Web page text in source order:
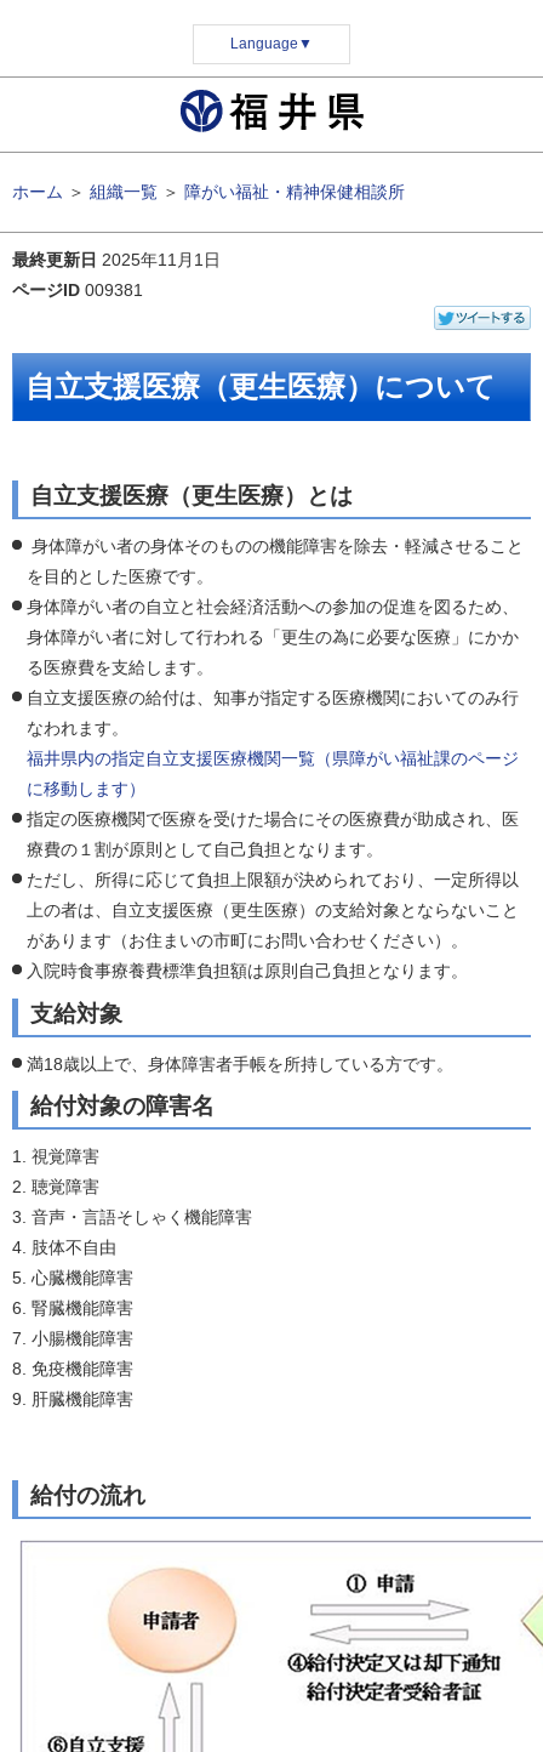
Language ▼
ホーム ＞ 組織一覧 ＞ 障がい福祉・精神保健相談所
最終更新日 2025年11月1日
ページID 009381
自立支援医療（更生医療）について
自立支援医療（更生医療）とは
身体障がい者の身体そのものの機能障害を除去・軽減させること
を目的とした医療です。
身体障がい者の自立と社会経済活動への参加の促進を図るため、
身体障がい者に対して行われる「更生の為に必要な医療」にかか
る医療費を支給します。
自立支援医療の給付は、知事が指定する医療機関においてのみ行
なわれます。
福井県内の指定自立支援医療機関一覧（県障がい福祉課のページ
に移動します）
指定の医療機関で医療を受けた場合にその医療費が助成され、医
療費の１割が原則として自己負担となります。
ただし、所得に応じて負担上限額が決められており、一定所得以
上の者は、自立支援医療（更生医療）の支給対象とならないこと
があります（お住まいの市町にお問い合わせください）。
入院時食事療養費標準負担額は原則自己負担となります。
支給対象
満18歳以上で、身体障害者手帳を所持している方です。
給付対象の障害名
1. 視覚障害
2. 聴覚障害
3. 音声・言語そしゃく機能障害
4. 肢体不自由
5. 心臓機能障害
6. 腎臓機能障害
7. 小腸機能障害
8. 免疫機能障害
9. 肝臓機能障害
給付の流れ